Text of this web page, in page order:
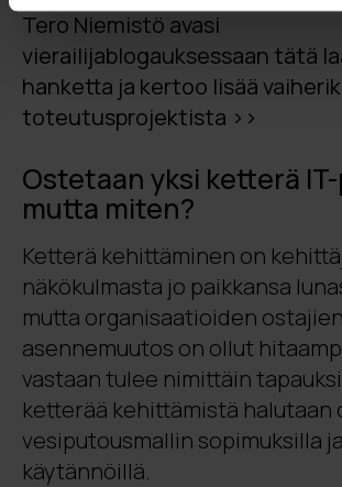
Tero Niemistö avasi
vierailijablogauksessaan tätä
hanketta ja kertoo lisää
toteutusprojektista >>
Ostetaan yksi ketterä
mutta miten?
Ketterä kehittäminen on
näkökulmasta jo paikkansa
mutta organisaatioiden
asennemuutos on ollut
vastaan tulee nimittäin
ketterää kehittämistä halutaan
vesiputousmallin sopimuksilla ja
käytännöillä.